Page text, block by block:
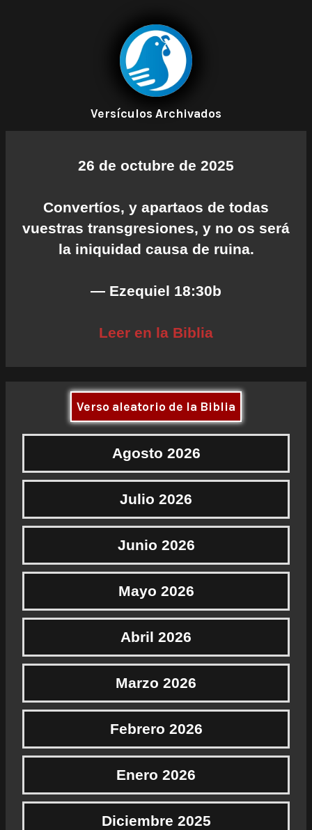
Versículos Archivados
26 de octubre de 2025
Convertíos, y apartaos de todas
vuestras transgresiones, y no os será
la iniquidad causa de ruina.
— Ezequiel 18:30b
Leer en la Biblia
Verso aleatorio de la Biblia
Agosto 2026
Julio 2026
Junio 2026
Mayo 2026
Abril 2026
Marzo 2026
Febrero 2026
Enero 2026
Diciembre 2025